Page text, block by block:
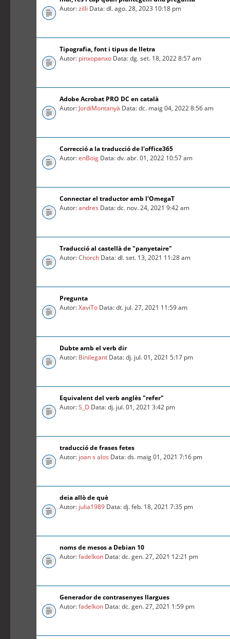
Autor:zilli Data: dl. ago. 28, 2023 10:18 pm
Tipografia, font i tipus de lletra
Autor: pinxopanxo Data: dg. set. 18, 2022 8:57 am
Adobe Acrobat PRO DC en català
Autor: JordiMontanyà Data: dc. maig 04, 2022 8:56 am
Correcció a la traducció de l'office365
Autor:enBoig Data: dv. abr. 01, 2022 10:57 am
Connectar el traductor amb l'OmegaT
Autor:andres Data: dc. nov. 24, 2021 9:42 am
Traducció al castellà de "panyetaire"
Autor:Chorch Data: dl. set. 13, 2021 11:28 am
Pregunta
Autor:XaviTo Data: dt. jul. 27, 2021 11:59 am
Dubte amb el verb dir
Autor: Binilegant Data: dj. jul. 01, 2021 5:17 pm
Equivalent del verb anglès "refer"
Autor:S_D Data: dj. jul. 01, 2021 3:42 pm
traducció de frases fetes
Autor: joan s alos Data: ds. maig 01, 2021 7:16 pm
deia allò de què
Autor: julia1989 Data: dj. feb. 18, 2021 7:35 pm
noms de mesos a Debian 10
Autor:fadelkon Data: dc. gen. 27, 2021 12:21 pm
Generador de contrasenyes llargues
Autor:fadelkon Data: dc. gen. 27, 2021 1:59 pm